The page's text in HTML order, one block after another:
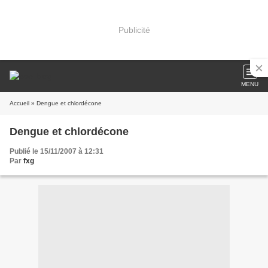
Publicité
MENU
Accueil » Dengue et chlordécone
Dengue et chlordécone
Publié le 15/11/2007 à 12:31
Par fxg